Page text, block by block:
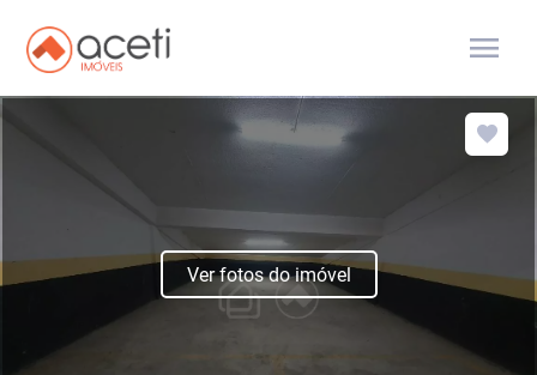
menu
Ver fotos do imóvel